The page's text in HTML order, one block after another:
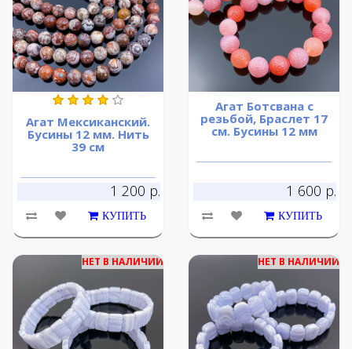
Агат Мексиканский.
Бусины 12 мм. Нить
39 см
1 200 р.
КУПИТЬ
Агат Ботсвана с
резьбой, Браслет 17
см. Бусины 12 мм
1 600 р.
КУПИТЬ
НЕТ В НАЛИЧИИ НЕТ В НАЛИЧИИ